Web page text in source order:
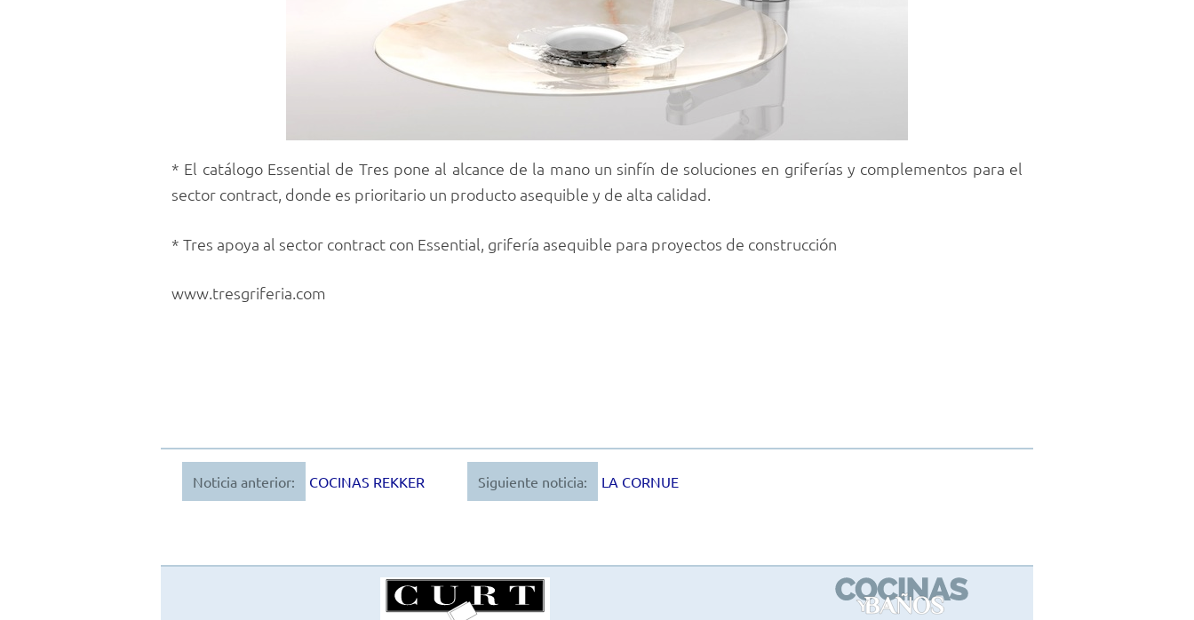
* El catálogo Essential de Tres pone al alcance de la mano un sinfín de soluciones en griferías y complementos para el
sector contract, donde es prioritario un producto asequible y de alta calidad.
* Tres apoya al sector contract con Essential, grifería asequible para proyectos de construcción
www.tresgriferia.com
Navegación
Noticia anterior: COCINAS REKKER Siguiente noticia: LA CORNUE